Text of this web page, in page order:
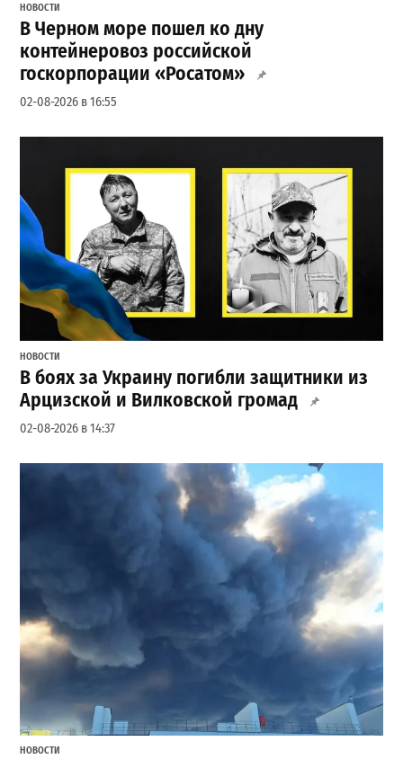
НОВОСТИ
В Черном море пошел ко дну
контейнеровоз российской
госкорпорации «Росатом»
02-08-2026 в 16:55
НОВОСТИ
В боях за Украину погибли защитники из
Арцизской и Вилковской громад
02-08-2026 в 14:37
НОВОСТИ